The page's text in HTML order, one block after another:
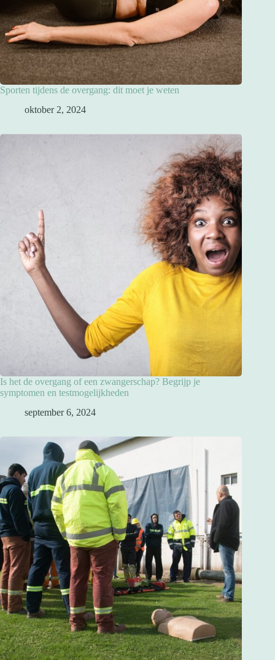
Sporten tijdens de overgang: dit moet je weten
oktober 2, 2024
Is het de overgang of een zwangerschap? Begrijp je
symptomen en testmogelijkheden
september 6, 2024